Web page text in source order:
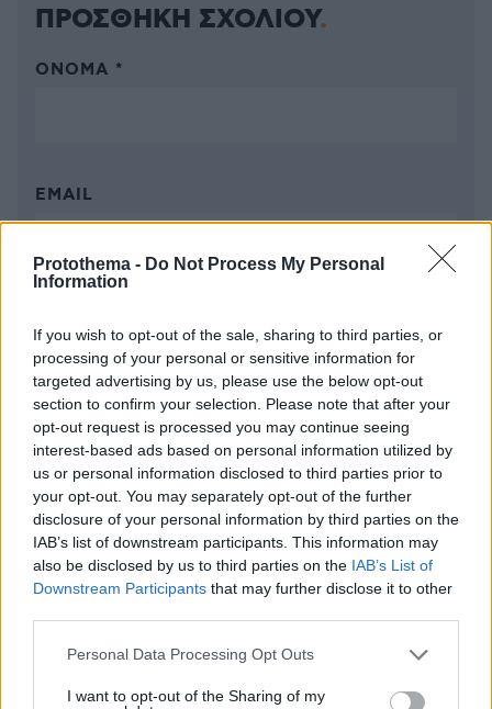
Protothema - Do Not Process My Personal
Information
If you wish to opt-out of the sale, sharing to third parties, or
processing of your personal or sensitive information for
targeted advertising by us, please use the below opt-out
section to confirm your selection. Please note that after your
opt-out request is processed you may continue seeing
interest-based ads based on personal information utilized by
us or personal information disclosed to third parties prior to
your opt-out. You may separately opt-out of the further
disclosure of your personal information by third parties on the
IAB’s list of downstream participants. This information may
also be disclosed by us to third parties on the IAB’s List of
Downstream Participants that may further disclose it to other
Please note that this website/app uses one or more Google
not limited to your visit or usage behaviour. You may click to
Personal Data Processing Opt Outs
I want to opt-out of the Sharing of my
ΠΡΟΣΘΗΚΗ ΣΧΟΛΙΟΥ
ΌΝΟΜΑ *
EMAIL
Απομένουν2500χαρακτήρες